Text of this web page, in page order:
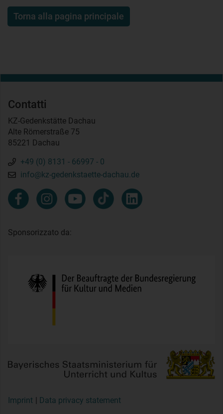
Torna alla pagina principale
Contatti
KZ-Gedenkstätte Dachau
Alte Römerstraße 75
85221 Dachau
+49 (0) 8131 - 66997 - 0
info@kz-gedenkstaette-dachau.de
Sponsorizzato da:
Imprint Data privacy statement